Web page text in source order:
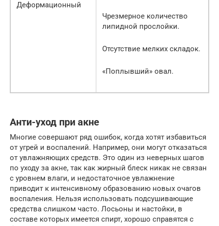
Деформационный
Чрезмерное количество
липидной прослойки.
Отсутствие мелких складок.
«Поплывший» овал.
Анти-уход при акне
Многие совершают ряд ошибок, когда хотят избавиться
от угрей и воспалений. Например, они могут отказаться
от увлажняющих средств. Это один из неверных шагов
по уходу за акне, так как жирный блеск никак не связан
с уровнем влаги, и недостаточное увлажнение
приводит к интенсивному образованию новых очагов
воспаления. Нельзя использовать подсушивающие
средства слишком часто. Лосьоны и настойки, в
составе которых имеется спирт, хорошо справятся с